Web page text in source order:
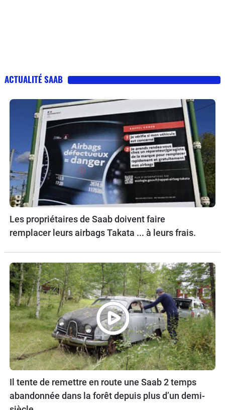
ACTUALITÉ SAAB
Les propriétaires de Saab doivent faire
remplacer leurs airbags Takata ... à leurs frais.
Il tente de remettre en route une Saab 2 temps
abandonnée dans la forêt depuis plus d’un demi-